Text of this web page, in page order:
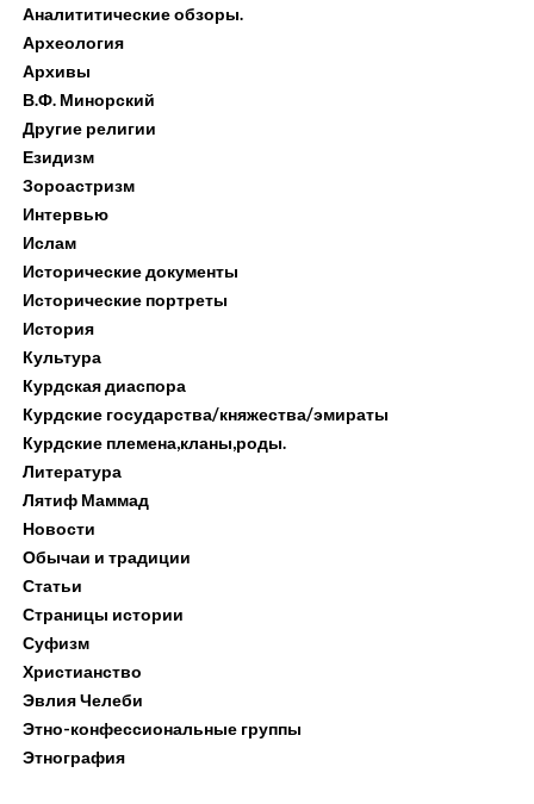
Аналититические обзоры.
Археология
Архивы
В.Ф. Минорский
Другие религии
Езидизм
Зороастризм
Интервью
Ислам
Исторические документы
Исторические портреты
История
Культура
Курдская диаспора
Курдские государства/княжества/эмираты
Курдские племена,кланы,роды.
Литература
Лятиф Маммад
Новости
Обычаи и традиции
Статьи
Страницы истории
Суфизм
Христианство
Эвлия Челеби
Этно-конфессиональные группы
Этнография